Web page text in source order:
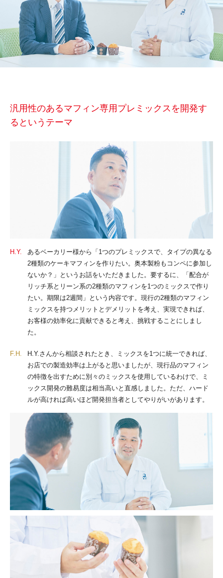
汎用性のあるマフィン専用プレミックスを 開発す
るというテーマ
H.Y.
あるベーカリー様から「1つのプレミックスで、タイプの異なる
2種類のケーキマフィンを作りたい。奥本製粉もコンペに参加し
ないか？」というお話をいただきました。要するに、「配合が
リッチ系とリーン系の2種類のマフィンを1つのミックスで作り
たい。期限は2週間」という内容です。現行の2種類のマフィン
ミックスを持つメリットとデメリットを考え、実現できれば、
お客様の効率化に貢献できると考え、挑戦することにしまし
た。
F.H.
H.Y.さんから相談されたとき、ミックスを1つに統一できれば、
お店での製造効率は上がると思いましたが、現行品のマフィン
の特徴を出すために別々のミックスを使用しているわけで、ミ
ックス開発の難易度は相当高いと直感しました。ただ、ハード
ルが高ければ高いほど開発担当者としてやりがいがあります。